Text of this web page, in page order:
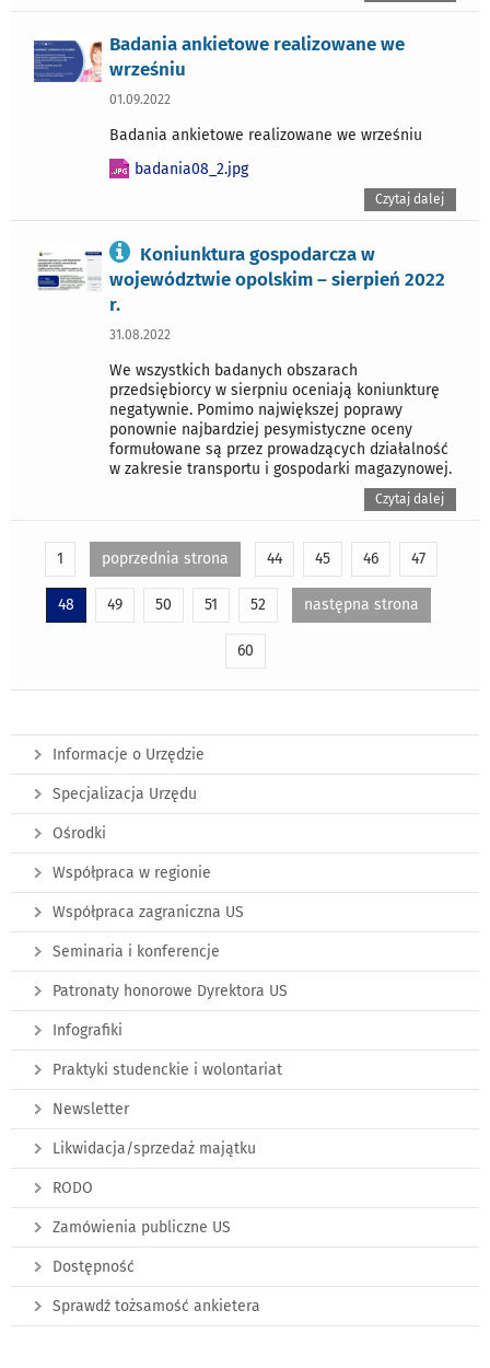
Badania ankietowe realizowane we
wrześniu
01.09.2022
Badania ankietowe realizowane we wrześniu
badania08_2.jpg
Czytaj dalej
Koniunktura gospodarcza w
województwie opolskim – sierpień 2022
r.
31.08.2022
We wszystkich badanych obszarach
przedsiębiorcy w sierpniu oceniają koniunkturę
negatywnie. Pomimo największej poprawy
ponownie najbardziej pesymistyczne oceny
formułowane są przez prowadzących działalność
w zakresie transportu i gospodarki magazynowej.
Czytaj dalej
1 poprzednia strona 44 45 46 47
48 49 50 51 52 następna strona
60
Informacje o Urzędzie
Specjalizacja Urzędu
Ośrodki
Współpraca w regionie
Współpraca zagraniczna US
Seminaria i konferencje
Patronaty honorowe Dyrektora US
Infografiki
Praktyki studenckie i wolontariat
Newsletter
Likwidacja/sprzedaż majątku
RODO
Zamówienia publiczne US
Dostępność
Sprawdź tożsamość ankietera